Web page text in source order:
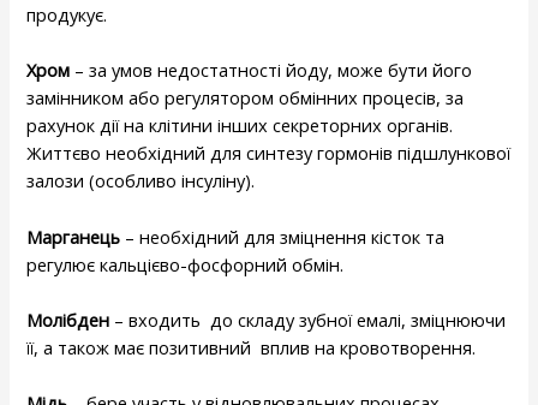
продукує.
Хром – за умов недостатності йоду, може бути його
замінником або регулятором обмінних процесів, за
рахунок дії на клітини інших секреторних органів.
Життєво необхідний для синтезу гормонів підшлункової
залози (особливо інсуліну).
Марганець – необхідний для зміцнення кісток та
регулює кальцієво-фосфорний обмін.
Молібден – входить до складу зубної емалі, зміцнюючи
її, а також має позитивний вплив на кровотворення.